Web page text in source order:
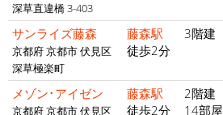
深草直違橋 3-403
サンライズ藤森
京都府 京都市 伏見区
深草極楽町
藤森駅
徒歩2分
3階建
メゾン･アイゼン
京都府 京都市 伏見区
藤森駅
徒歩2分
2階建
14部屋